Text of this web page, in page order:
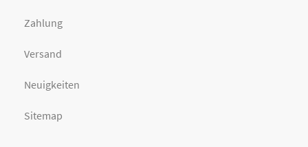
Zahlung
Versand
Neuigkeiten
Sitemap